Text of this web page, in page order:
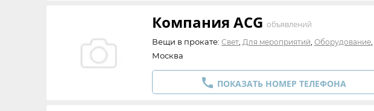
Компания ACG объявлений
Вещи в прокате: Свет Для мероприятий Оборудование
Москва
 ПОКАЗАТЬ НОМЕР ТЕЛЕФОНА